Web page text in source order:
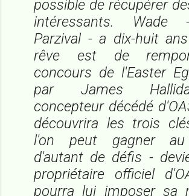
possible de récupérer
intéressants. Wade
Parzival - a dix-huit
rêve est de
concours de l'Easter
par James
concepteur décédé
découvrira les trois
l'on peut gagner
d'autant de défis -
propriétaire officiel
pourra lui imposer sa